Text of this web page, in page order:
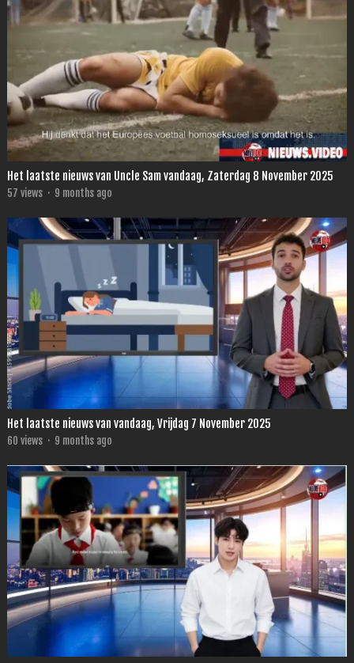
Het laatste nieuws van Uncle Sam vandaag, Zaterdag 8 November 2025
57 views · 9 months ago
Het laatste nieuws van vandaag, Vrijdag 7 November 2025
60 views · 9 months ago